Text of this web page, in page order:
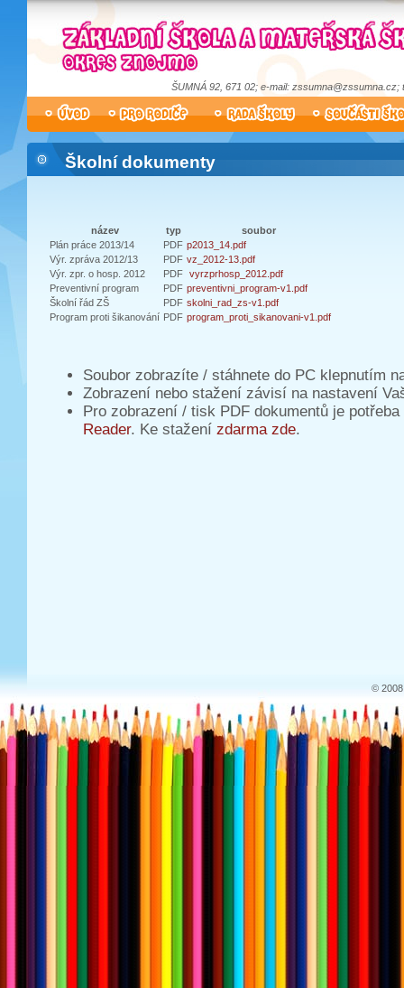
ŠUMNÁ 92, 671 02; e-mail: zssumna@zssumna.cz;
Školní dokumenty
název typ
soubor
Plán práce 2013/14
PDF p2013_14.pdf
Výr. zpráva 2012/13
PDF vz_2012-13.pdf
Výr. zpr. o hosp. 2012
PDF vyrzprhosp_2012.pdf
Preventivní program
PDF preventivni_program-v1.pdf
Školní řád ZŠ
PDF skolni_rad_zs-v1.pdf
Program proti šikanování PDF program_proti_sikanovani-v1.pdf
Soubor zobrazíte / stáhnete do PC klepnutím
Zobrazení nebo stažení závisí na nastavení
Pro zobrazení / tisk PDF dokumentů je
Reader. Ke stažení zdarma zde.
©